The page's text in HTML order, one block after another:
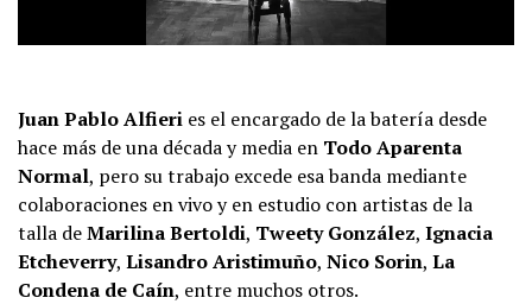
Juan Pablo Alfieri es el encargado de la batería desde
hace más de una década y media en Todo Aparenta
Normal, pero su trabajo excede esa banda mediante
colaboraciones en vivo y en estudio con artistas de la
talla deMarilina Bertoldi, Tweety González, Ignacia
Etcheverry, Lisandro Aristimuño, Nico Sorin, La
Condena de Caín, entre muchos otros.